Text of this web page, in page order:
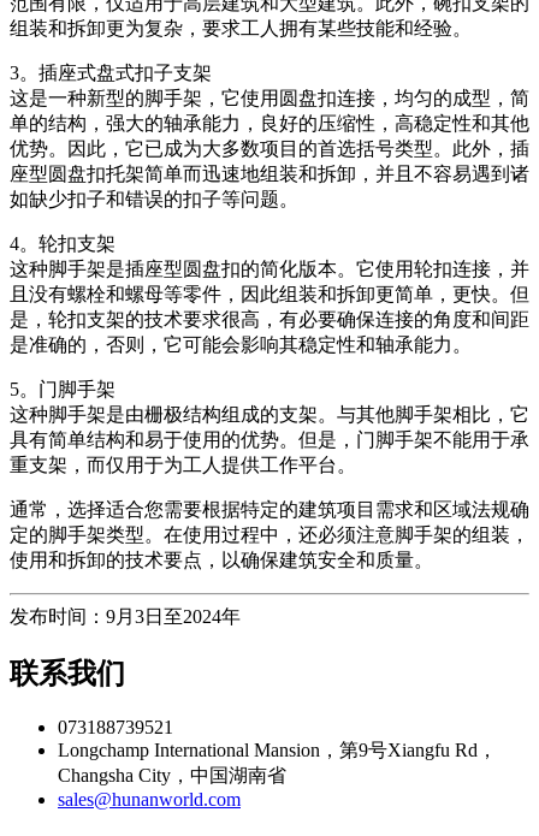
组装和拆卸更为复杂，要求工人拥有某些技能和经验。
3。插座式盘式扣子支架
这是一种新型的脚手架，它使用圆盘扣连接，均匀的成型，简
单的结构，强大的轴承能力，良好的压缩性，高稳定性和其他
优势。因此，它已成为大多数项目的首选括号类型。此外，插
座型圆盘扣托架简单而迅速地组装和拆卸，并且不容易遇到诸
如缺少扣子和错误的扣子等问题。
4。轮扣支架
这种脚手架是插座型圆盘扣的简化版本。它使用轮扣连接，并
且没有螺栓和螺母等零件，因此组装和拆卸更简单，更快。但
是，轮扣支架的技术要求很高，有必要确保连接的角度和间距
是准确的，否则，它可能会影响其稳定性和轴承能力。
5。门脚手架
这种脚手架是由栅极结构组成的支架。与其他脚手架相比，它
具有简单结构和易于使用的优势。但是，门脚手架不能用于承
重支架，而仅用于为工人提供工作平台。
通常，选择适合您需要根据特定的建筑项目需求和区域法规确
定的脚手架类型。在使用过程中，还必须注意脚手架的组装，
使用和拆卸的技术要点，以确保建筑安全和质量。
发布时间：9月3日至2024年
联系我们
073188739521
Longchamp International Mansion，第9号Xiangfu Rd，
Changsha City，中国湖南省
sales@hunanworld.com